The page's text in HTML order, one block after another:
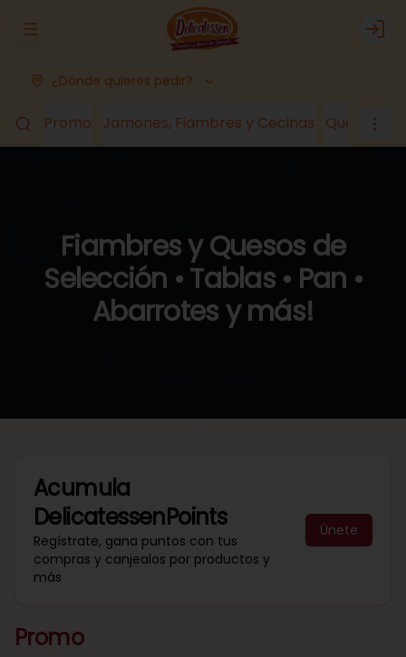
Abrir menu de navegación Login
¿Dónde quieres pedir?
Promo Jamones, Fiambres y Cecinas Quesos
Fiambres y Quesos de
Selección • Tablas • Pan •
Abarrotes y más!
Acumula
DelicatessenPoints
Regístrate, gana puntos con tus
compras y canjealos por productos y
más
Únete
Promo